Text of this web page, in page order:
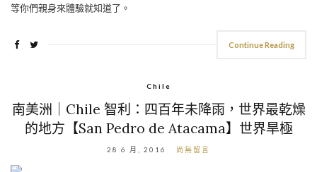
等你們親身來體驗就知道了。
Continue Reading
Chile
南美洲｜Chile 智利：四百年未降雨，世界最乾燥
的地方【San Pedro de Atacama】世界旱極
28 6 月, 2016 尚無留言